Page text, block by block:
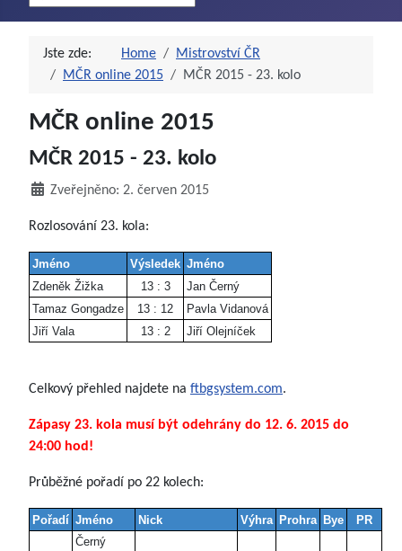
Jste zde: Home
Mistrovství ČR
MČR online 2015
MČR 2015 - 23. kolo
MČR online 2015
MČR 2015 - 23. kolo
Zveřejněno: 2. červen 2015
Rozlosování 23. kola:
Jméno Výsledek Jméno
Zdeněk Žižka
13 : 3
Jan Černý
Tamaz Gongadze
13 : 12
Pavla Vidanová
Jiří Vala
13 : 2 Jiří Olejníček
Celkový přehled najdete na ftbgsystem.com.
Zápasy 23. kola musí být odehrány do 12. 6. 2015 do
24:00 hod!
Průběžné pořadí po 22 kolech:
Pořadí Jméno Nick Výhra Prohra Bye PR
Černý